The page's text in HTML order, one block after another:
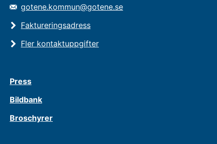
gotene.kommun@gotene.se
Faktureringsadress
Fler kontaktuppgifter
Press
Bildbank
Broschyrer